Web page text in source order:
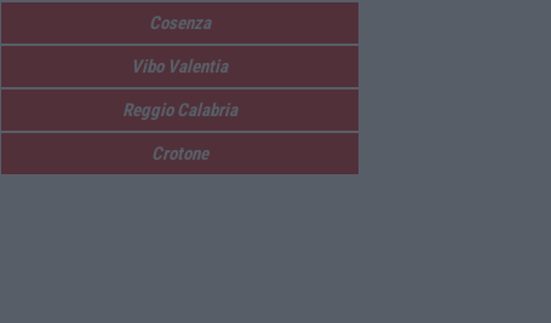
Cosenza
Vibo Valentia
Reggio Calabria
Crotone